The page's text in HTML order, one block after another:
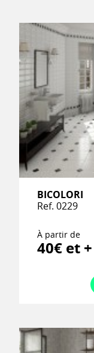
BICOLORI
Ref. 0229
À partir de
40€ et +